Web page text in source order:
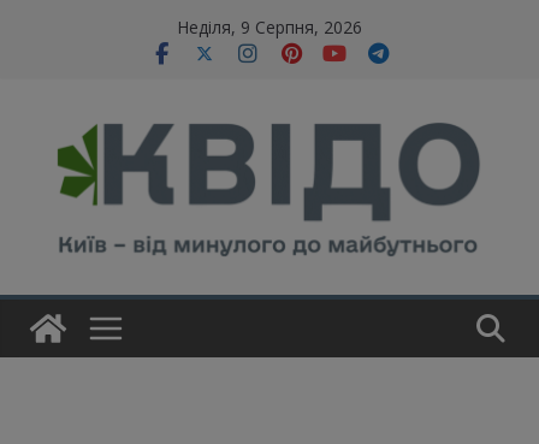
Неділя, 9 Серпня, 2026
modal-check